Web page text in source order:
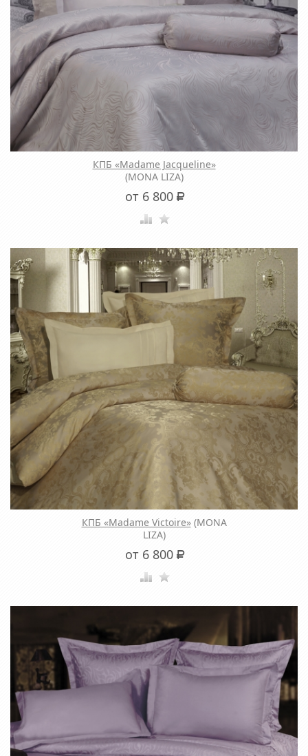
КПБ «Madame Jacqueline»
(MONA LIZA)
от 6 800 Р
КПБ «Madame Victoire» (MONA
LIZA)
от 6 800 Р